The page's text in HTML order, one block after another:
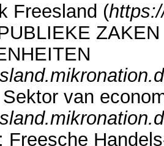
Freesland (
van
Freesche